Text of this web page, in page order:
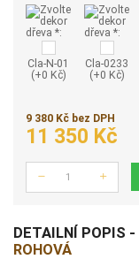
Cla-N-01
(+0 Kč)
Cla-0233
(+0 Kč)
9 380 Kč bez DPH
11 350 Kč
DETAILNÍ POPIS -
ROHOVÁ